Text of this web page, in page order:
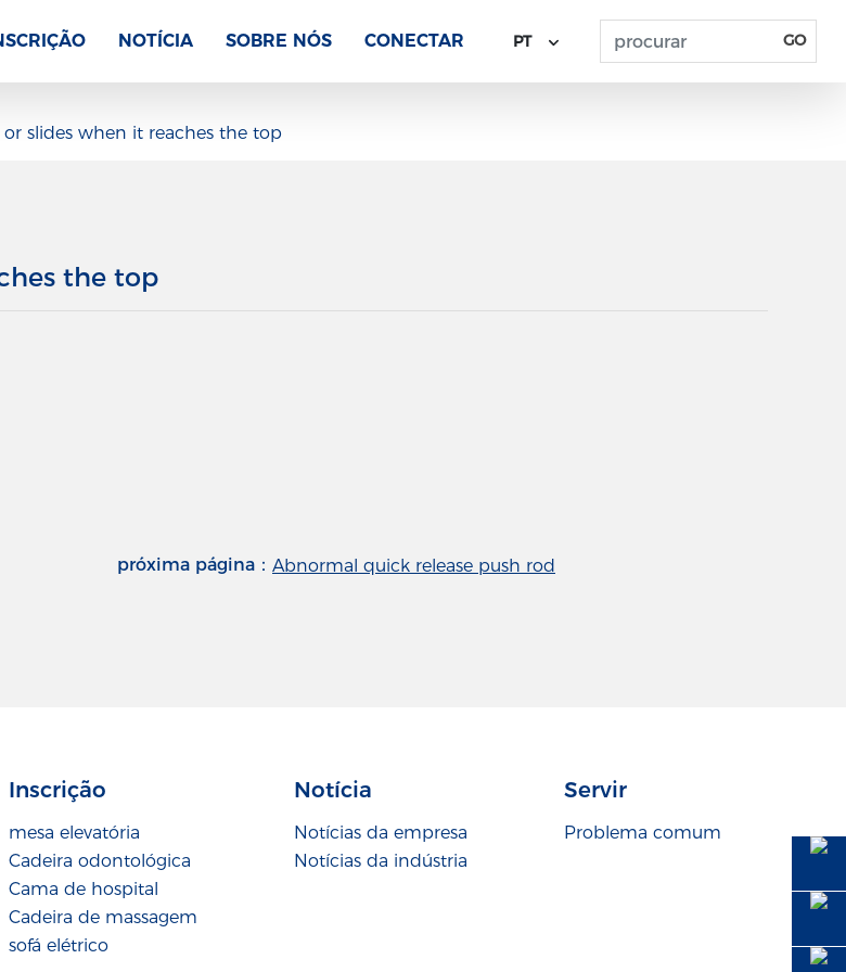
NOTÍCIA SOBRE NÓS CONECTAR PT GO
or slides when it reaches the top
the top
próxima página： Abnormal quick release push rod
Inscrição
mesa elevatória
Cadeira odontológica
Cama de hospital
Cadeira de massagem
sofá elétrico
Notícia
Notícias da empresa
Notícias da indústria
Servir
Problema comum